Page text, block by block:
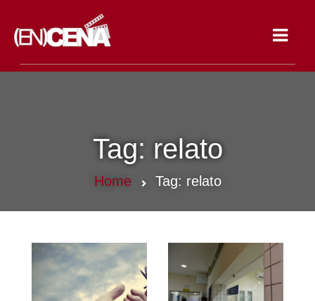
Tag: relato
Home Tag: relato